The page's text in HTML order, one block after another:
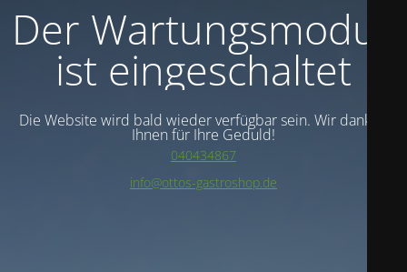
Der Wartungsmodus
ist eingeschaltet
Die Website wird bald wieder verfügbar sein. Wir danken
Ihnen für Ihre Geduld!
040434867
info@ottos-gastroshop.de